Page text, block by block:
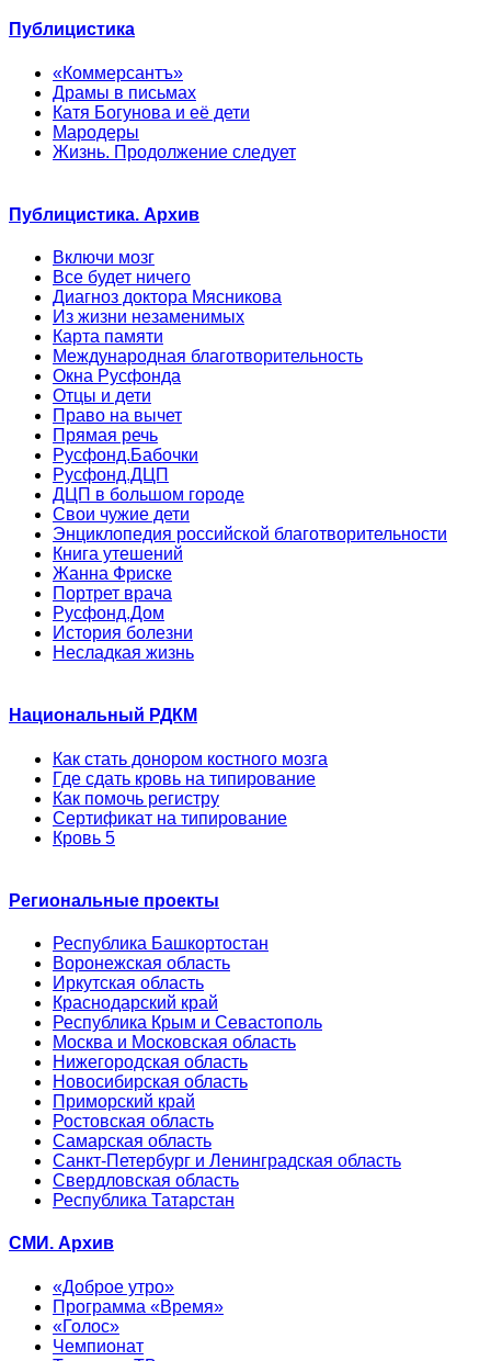
Публицистика
«Коммерсантъ»
Драмы в письмах
Катя Богунова и её дети
Мародеры
Жизнь. Продолжение следует
Публицистика. Архив
Включи мозг
Все будет ничего
Диагноз доктора Мясникова
Из жизни незаменимых
Карта памяти
Международная благотворительность
Окна Русфонда
Отцы и дети
Право на вычет
Прямая речь
Русфонд.Бабочки
Русфонд.ДЦП
ДЦП в большом городе
Свои чужие дети
Энциклопедия российской благотворительности
Книга утешений
Жанна Фриске
Портрет врача
Русфонд.Дом
История болезни
Несладкая жизнь
Национальный РДКМ
Как стать донором костного мозга
Где сдать кровь на типирование
Как помочь регистру
Сертификат на типирование
Кровь 5
Региональные проекты
Республика Башкортостан
Воронежская область
Иркутская область
Краснодарский край
Республика Крым и Севастополь
Москва и Московская область
Нижегородская область
Новосибирская область
Приморский край
Ростовская область
Самарская область
Санкт-Петербург и Ленинградская область
Свердловская область
Республика Татарстан
СМИ. Архив
«Доброе утро»
Программа «Время»
«Голос»
Чемпионат